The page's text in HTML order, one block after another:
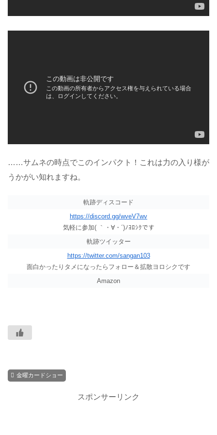
……サムネの時点でこのインパクト！これは力の入り様が
うかがい知れますね。
軌跡ディスコード
https://discord.gg/wveV7wv
気軽に参加( ｀・∀・´)ﾉﾖﾛｼｸです
軌跡ツイッター
https://twitter.com/sangan103
面白かったりタメになったらフォロー＆拡散ヨロシクです
Amazon
金曜カードショー
スポンサーリンク